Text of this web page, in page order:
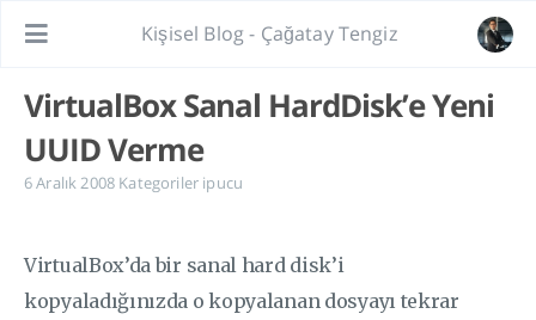
Kişisel Blog - Çağatay Tengiz
VirtualBox Sanal HardDisk’e Yeni
UUID Verme
6 Aralık 2008 Kategoriler ipucu
VirtualBox’da bir sanal hard disk’i
kopyaladığınızda o kopyalanan dosyayı tekrar